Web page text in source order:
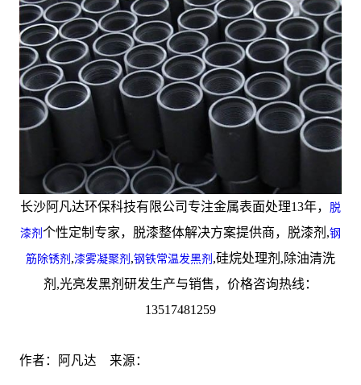
长沙阿凡达环保科技有限公司专注金属表面处理13年， 脱
漆剂 个性定制专家，脱漆整体解决方案提供商，脱漆剂,钢
筋除锈剂 ,漆雾凝聚剂 ,钢铁常温发黑剂 ,硅烷处理剂,除油清洗
剂,光亮发黑剂研发生产与销售，价格咨询热线：
13517481259
作者：阿凡达 来源：